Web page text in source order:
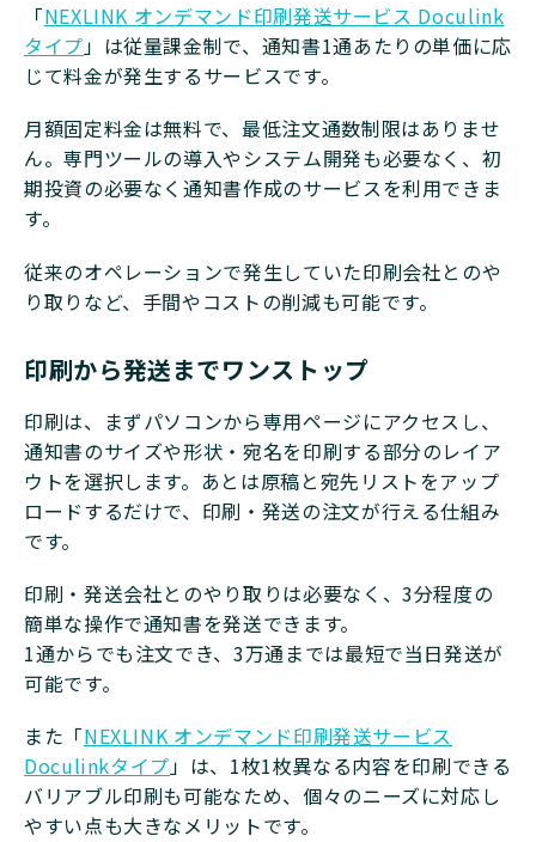
「NEXLINK オンデマンド印刷発送サービス Doculink
タイプ」は従量課金制で、通知書1通あたりの単価に応
じて料金が発生するサービスです。
月額固定料金は無料で、最低注文通数制限はありませ
ん。専門ツールの導入やシステム開発も必要なく、初
期投資の必要なく通知書作成のサービスを利用できま
す。
従来のオペレーションで発生していた印刷会社とのや
り取りなど、手間やコストの削減も可能です。
印刷から発送までワンストップ
印刷は、まずパソコンから専用ページにアクセスし、
通知書のサイズや形状・宛名を印刷する部分のレイア
ウトを選択します。あとは原稿と宛先リストをアップ
ロードするだけで、印刷・発送の注文が行える仕組み
です。
印刷・発送会社とのやり取りは必要なく、3分程度の
簡単な操作で通知書を発送できます。
1通からでも注文でき、3万通までは最短で当日発送が
可能です。
また​​​​​「NEXLINK オンデマンド印刷発送サービス
Doculinkタイプ」は、1枚1枚異なる内容を印刷できる
バリアブル印刷も可能なため、個々のニーズに対応し
やすい点も大きなメリットです。